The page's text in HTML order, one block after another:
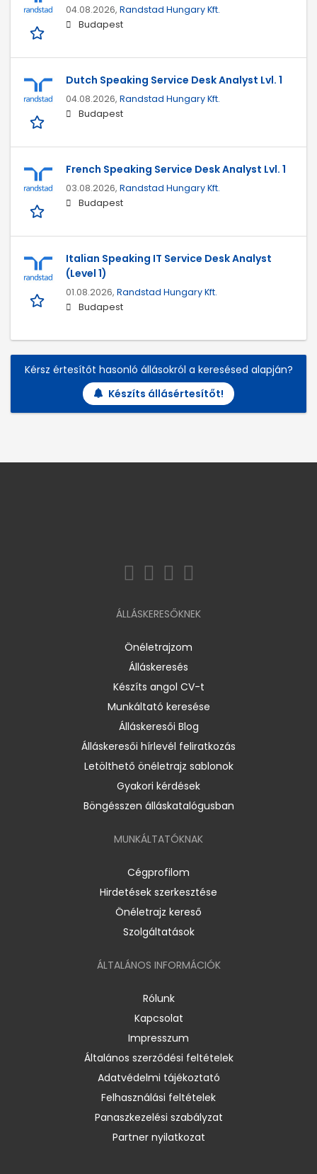
04.08.2026, Randstad Hungary Kft.
Budapest
Dutch Speaking Service Desk Analyst Lvl. 1
04.08.2026, Randstad Hungary Kft.
Budapest
French Speaking Service Desk Analyst Lvl. 1
03.08.2026, Randstad Hungary Kft.
Budapest
Italian Speaking IT Service Desk Analyst
(Level 1)
01.08.2026, Randstad Hungary Kft.
Budapest
Kérsz értesítőt hasonló állásokról a keresésed alapján?
Készíts állásértesítőt!
ÁLLÁSKERESŐKNEK
Önéletrajzom
Álláskeresés
Készíts angol CV-t
Munkáltató keresése
Álláskeresői Blog
Álláskeresői hírlevél feliratkozás
Letölthető önéletrajz sablonok
Gyakori kérdések
Böngésszen álláskatalógusban
MUNKÁLTATÓKNAK
Cégprofilom
Hirdetések szerkesztése
Önéletrajz kereső
Szolgáltatások
ÁLTALÁNOS INFORMÁCIÓK
Rólunk
Kapcsolat
Impresszum
Általános szerződési feltételek
Adatvédelmi tájékoztató
Felhasználási feltételek
Panaszkezelési szabályzat
Partner nyilatkozat